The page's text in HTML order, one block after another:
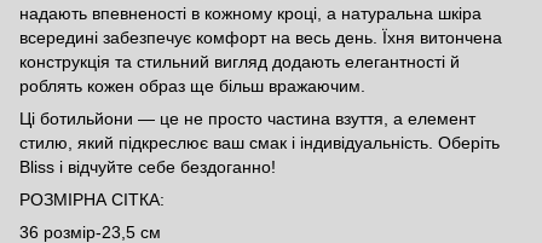
надають впевненості в кожному кроці, а натуральна шкіра
всередині забезпечує комфорт на весь день. Їхня витончена
конструкція та стильний вигляд додають елегантності й
роблять кожен образ ще більш вражаючим.
Ці ботильйони — це не просто частина взуття, а елемент
стилю, який підкреслює ваш смак і індивідуальність. Оберіть
Bliss і відчуйте себе бездоганно!
РОЗМІРНА СІТКА:
36 розмір-23,5 см